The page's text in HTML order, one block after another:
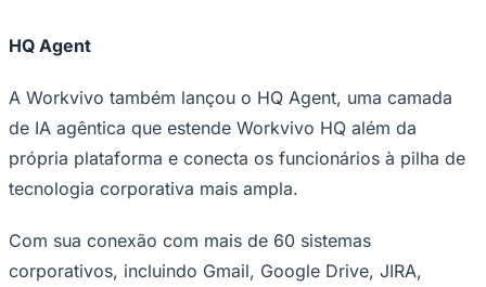
HQ Agent
A Workvivo também lançou o HQ Agent, uma camada
de IA agêntica que estende Workvivo HQ além da
própria plataforma e conecta os funcionários à pilha de
tecnologia corporativa mais ampla.
Com sua conexão com mais de 60 sistemas
corporativos, incluindo Gmail, Google Drive, JIRA,